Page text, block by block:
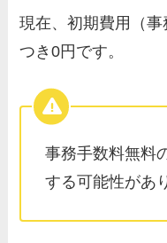
現在、初期費用（
つき0円です。
事務手数料無料
する可能性があ